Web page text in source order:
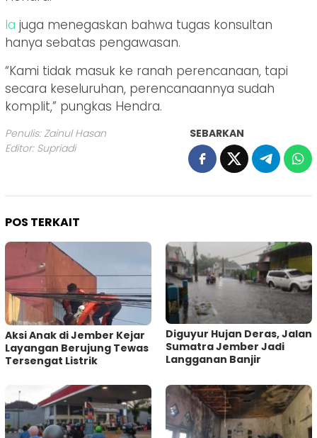
Ia juga menegaskan bahwa tugas konsultan
hanya sebatas pengawasan.
“Kami tidak masuk ke ranah perencanaan, tapi
secara keseluruhan, perencanaannya sudah
komplit,” pungkas Hendra.
Penulis: Zainul Hasan
Editor: Supriadi
SEBARKAN
POS TERKAIT
Aksi Anak di Jember Kejar
Layangan Berujung Tewas
Tersengat Listrik
Diguyur Hujan Deras, Jalan
Sumatra Jember Jadi
Langganan Banjir